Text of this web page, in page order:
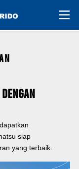
siap
yang terbaik.